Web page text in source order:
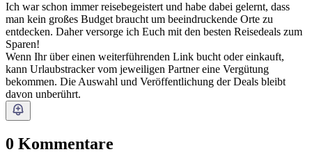
Ich war schon immer reisebegeistert und habe dabei gelernt, dass
man kein großes Budget braucht um beeindruckende Orte zu
entdecken. Daher versorge ich Euch mit den besten Reisedeals zum
Sparen!
Wenn Ihr über einen weiterführenden Link bucht oder einkauft,
kann Urlaubstracker vom jeweiligen Partner eine Vergütung
bekommen. Die Auswahl und Veröffentlichung der Deals bleibt
davon unberührt.
0 Kommentare